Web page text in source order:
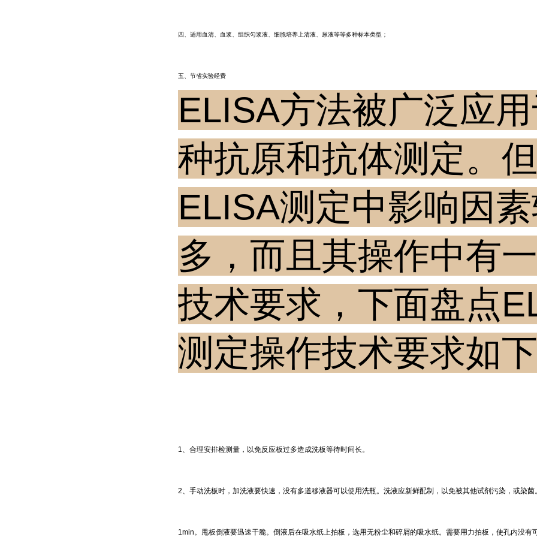
四、适用血清、血浆、组织匀浆液、细胞培养上清液、尿液等等多种标本类型；
五、节省实验经费
ELISA方法被广泛应
种抗原和抗体测定。但
ELISA测定中影响因
多，而且其操作中有
技术要求，下面盘点
测定操作技术要求如
1、合理安排检测量，以免反应板过多造成洗板等待时间长。
2、手动洗板时，加洗液要快速，没有多道移液器可以使用洗瓶。洗液应新鲜配制，以免被其他试剂污染，或染
1min。甩板倒液要迅速干脆。倒液后在吸水纸上拍板，选用无粉尘和碎屑的吸水纸。需要用力拍板，使孔内没有